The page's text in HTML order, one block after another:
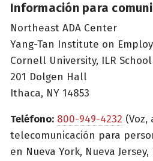
Información para
Northeast ADA Center
Yang-Tan Institute on
Cornell University, ILR School
201 Dolgen Hall
Ithaca, NY 14853
Teléfono: 800-949-4232 (Voz,
telecomunicación para
en Nueva York, Nueva